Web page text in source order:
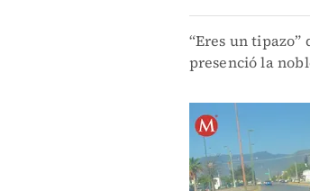
“Eres un
presenció la